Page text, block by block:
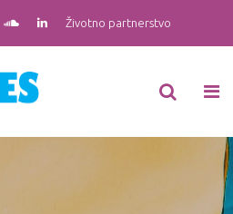
Životno partnerstvo